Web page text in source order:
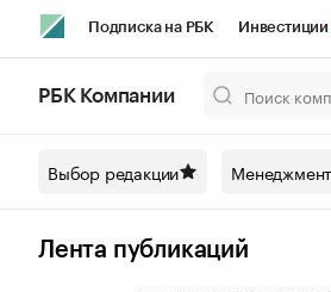
Подписка на РБК Инвестиции
Спецпроекты СПб
Технологии и медиа
РБК Компании
Выбор редакции
Лента публикаций